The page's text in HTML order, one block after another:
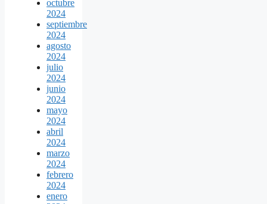
octubre
2024
septiembre
2024
agosto
2024
julio
2024
junio
2024
mayo
2024
abril
2024
marzo
2024
febrero
2024
enero